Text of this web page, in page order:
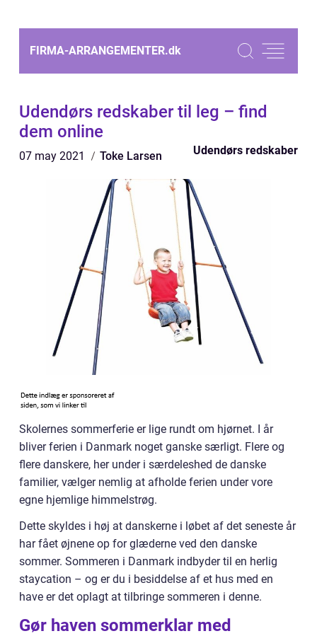
FIRMA-ARRANGEMENTER.dk
Udendørs redskaber til leg – find
dem online
07 may 2021 Toke Larsen Udendørs redskaber
Skolernes sommerferie er lige rundt om hjørnet. I år
bliver ferien i Danmark noget ganske særligt. Flere og
flere danskere, her under i særdeleshed de danske
familier, vælger nemlig at afholde ferien under vore
egne hjemlige himmelstrøg.
Dette skyldes i høj at danskerne i løbet af det seneste år
har fået øjnene op for glæderne ved den danske
sommer. Sommeren i Danmark indbyder til en herlig
staycation – og er du i besiddelse af et hus med en
have er det oplagt at tilbringe sommeren i denne.
Gør haven sommerklar med